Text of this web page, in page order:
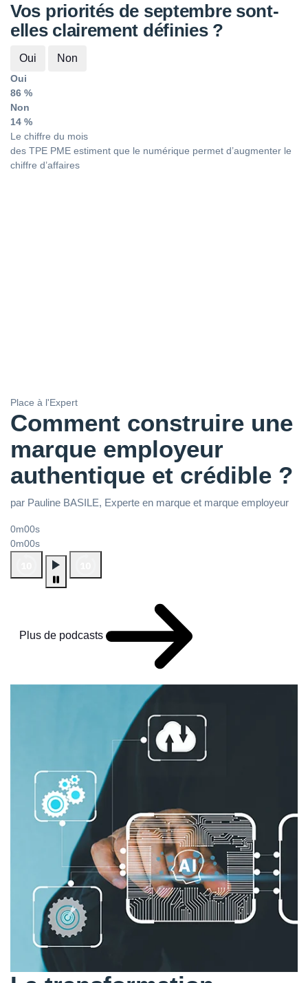
Vos priorités de septembre sont-
elles clairement définies ?
Oui Non
Oui
86 %
Non
14 %
Le chiffre du mois
des TPE PME estiment que le numérique permet d’augmenter le
chiffre d’affaires
Place à l'Expert
Comment construire une
marque employeur
authentique et crédible ?
par Pauline BASILE, Experte en marque et marque employeur
0m00s
0m00s
Plus de podcasts